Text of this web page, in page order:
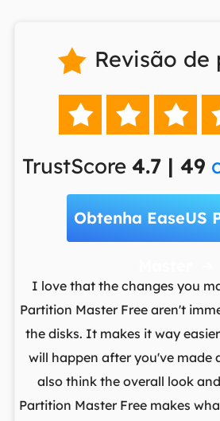
 Revisão de
  
TrustScore 4.7 | 49
Obtenha EaseUS
I love that the changes you
Partition Master Free aren't
the disks. It makes it way
will happen after you've made
also think the overall look
Partition Master Free makes